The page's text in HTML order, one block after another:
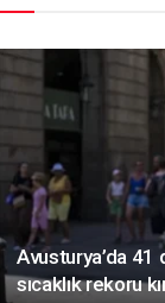
Avusturya’da 41
sıcaklık rekoru